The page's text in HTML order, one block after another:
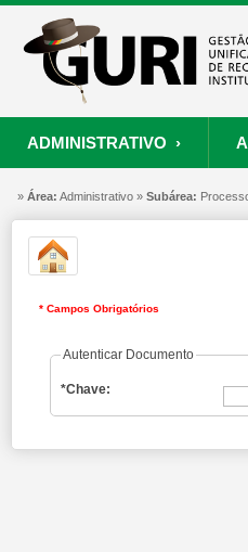
ADMINISTRATIVO ›
ORÇAMENTO E FINANÇAS
Convênios
Consultar Convênios
PROCESSO SELETIVO PROJETOS
Processo Seletivo
Nova Inscrição
Autenticar Documento
SISTEMA
Painel de Suporte
Resgatar Senha
» Área: Administrativo » Subárea:
* Campos Obrigatórios
Autenticar Documento
*Chave: